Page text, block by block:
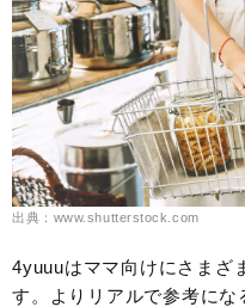
出典：www.shutterstock.com
4yuuuはママ向けにさまざ
す。よりリアルで参考に